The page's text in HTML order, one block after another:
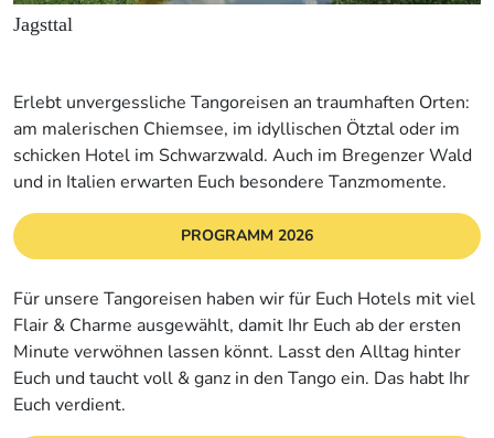
Jagsttal
Erlebt unvergessliche Tangoreisen an traumhaften Orten:
am malerischen Chiemsee, im idyllischen Ötztal oder im
schicken Hotel im Schwarzwald. Auch im Bregenzer Wald
und in Italien erwarten Euch besondere Tanzmomente.
PROGRAMM 2026
Für unsere Tangoreisen haben wir für Euch Hotels mit viel
Flair & Charme ausgewählt, damit Ihr Euch ab der ersten
Minute verwöhnen lassen könnt. Lasst den Alltag hinter
Euch und taucht voll & ganz in den Tango ein. Das habt Ihr
Euch verdient.